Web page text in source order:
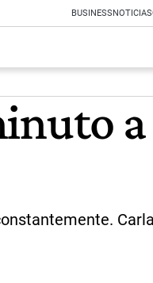
BUSINESSNOTICIAS